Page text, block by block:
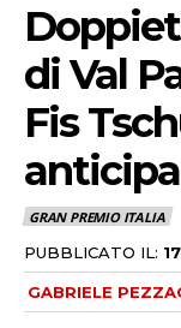
di Val
Fis
GRAN PREMIO ITALIA
PUBBLICATO IL:
GABRIELE